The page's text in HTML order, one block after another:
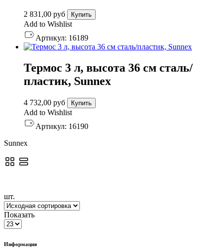
2 831,00 руб Купить
Add to Wishlist
Артикул: 16189
Термос 3 л, высота 36 см сталь/
пластик, Sunnex
4 732,00 руб Купить
Add to Wishlist
Артикул: 16190
Sunnex
шт.
Показать
Информация